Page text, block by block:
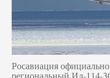
Росавиация
региональный Ил-114-